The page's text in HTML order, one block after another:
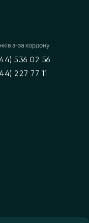
з-за кордону
536 02 56
227 77 11